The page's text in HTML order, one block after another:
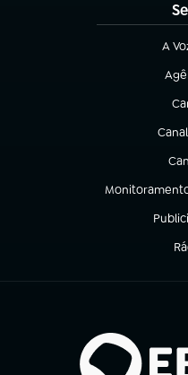
A
(abre
(abre em nova
(abre